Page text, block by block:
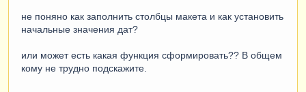
........
                   |
РегистрСведений. РеестрДвиженияПрибора . СрезПос
ледних
КАК
РеестрДвиженияПрибораСрезПоследних
не поняно как заполнить столбцы макета и как установить
начальные значения дат?
или может есть какая функция сформировать?? В общем
кому не трудно подскажите.